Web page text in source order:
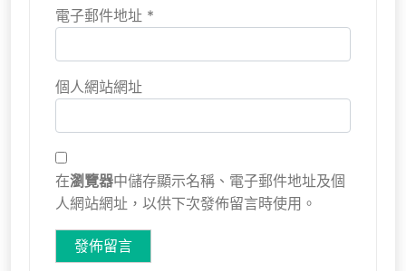
電子郵件地址 *
個人網站網址
在瀏覽器中儲存顯示名稱、電子郵件地址及個
人網站網址，以供下次發佈留言時使用。